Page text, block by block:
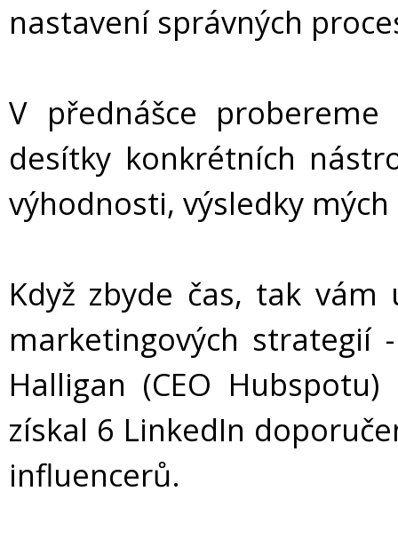
nastavení správných
V přednášce
desítky konkrétních
výhodnosti, výsledky
Když zbyde čas, tak
marketingových
Halligan (CEO
získal 6 LinkedIn
influencerů.